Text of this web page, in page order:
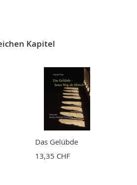
Kapitel
Das Gelübde
13,35 CHF